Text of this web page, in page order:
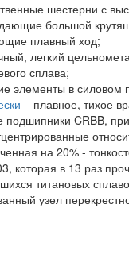
шестерни с
большой
плавный ход;
легкий
сплава;
элементы в силовом
– плавное, тихое
подшипники CRBB,
на 20% -
которая в 13 раз
титановых
узел